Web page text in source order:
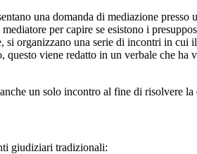
una domanda di mediazione
per capire se esistono i
si organizzano una serie di incontri in
questo viene redatto in un verbale che
un solo incontro al fine di risolvere la
giudiziari tradizionali: